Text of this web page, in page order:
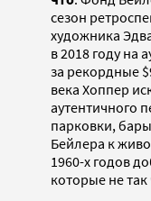
сезон
художника
в 2018 году на
за рекордные
века Хоппер
аутентичного
парковки,
Бейлера к
1960-х годов
которые не